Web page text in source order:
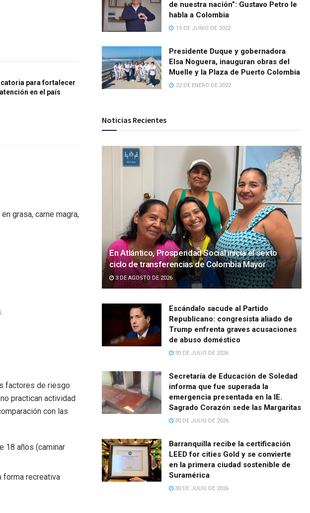
para fortalecer
en el país
grasa, carne magra,
factores de riesgo
practican actividad
con las
18 años (caminar
forma recreativa
de nuestra nación”: Gustavo Petro le
habla a Colombia
15 DE JUNIO DE 2022
Presidente Duque y gobernadora
Elsa Noguera, inauguran obras del
Muelle y la Plaza de Puerto Colombia
22 DE ENERO DE 2022
Noticias Recientes
En Atlántico, Prosperidad Social inicia el sexto
ciclo de transferencias de Colombia Mayor
3 DE AGOSTO DE 2026
Escándalo sacude al Partido
Republicano: congresista aliado de
Trump enfrenta graves acusaciones
de abuso doméstico
30 DE JULIO DE 2026
Secretaría de Educación de Soledad
informa que fue superada la
emergencia presentada en la IE.
Sagrado Corazón sede las Margaritas
30 DE JULIO DE 2026
Barranquilla recibe la certificación
LEED for cities Gold y se convierte
en la primera ciudad sostenible de
Suramérica
30 DE JULIO DE 2026